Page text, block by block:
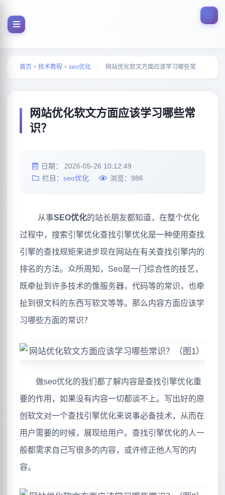
首页 > 技术教程 > seo优化 > 网站优化软文方面应该学习哪些常识？
网站优化软文方面应该学习哪些常
识？
日期： 2026-05-26 10:12:49
栏目： seo优化 浏览： 986
从事SEO优化的站长朋友都知道，在整个优化
过程中，搜索引擎优化查找引擎优化是一种使用查找
引擎的查找规矩来进步现在网站在有关查找引擎内的
排名的方法。众所周知，Seo是一门综合性的技艺，
既牵扯到许多技术的像服务器，代码等的常识，也牵
扯到很文科的东西写软文等等。那么内容方面应该学
习哪些方面的常识？
做seo优化的我们都了解内容是查找引擎优化重
要的作用，如果没有内容一切都谈不上。写出好的原
创软文对一个查找引擎优化来说事必备技术，从而在
用户需要的时候，展现给用户。查找引擎优化的人一
般都需求自己写很多的内容，或许修正他人写的内
容。